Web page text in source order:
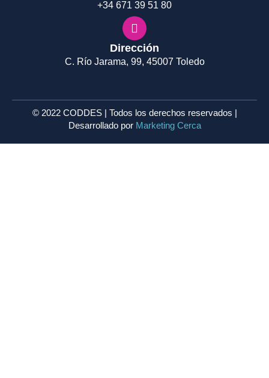
+34 671 39 51 80
Dirección
C. Río Jarama, 99, 45007 Toledo
© 2022 CODDES | Todos los derechos reservados |
Desarrollado por Marketing Cerca